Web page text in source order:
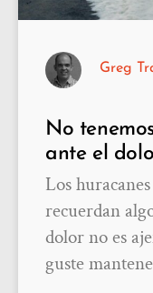
No
ante el
Los
recuerdan
dolor no es
guste
Greg